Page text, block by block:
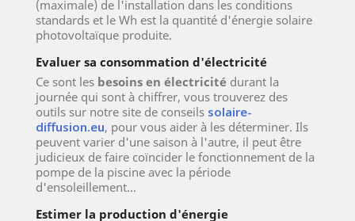
(maximale) de l'installation dans les conditions
standards et le Wh est la quantité d'énergie solaire
photovoltaïque produite.
Evaluer sa consommation d'électricité
Ce sont les besoins en électricité durant la
journée qui sont à chiffrer, vous trouverez des
outils sur notre site de conseils solaire-
diffusion.eu, pour vous aider à les déterminer. Ils
peuvent varier d'une saison à l'autre, il peut être
judicieux de faire coïncider le fonctionnement de la
pompe de la piscine avec la période
d'ensoleillement...
Estimer la production d'énergie